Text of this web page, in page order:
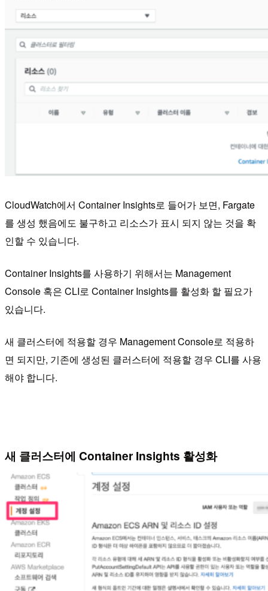
CloudWatch에서 Container Insights로 들어가 보면, Fargate
를 생성 했음에도 불구하고 리소스가 표시 되지 않는 것을 확
인할 수 있습니다.
Container Insights를 사용하기 위해서는 Management
Console 혹은 CLI로 Container Insights를 활성화 할 필요가
있습니다.
새 클러스터에 적용할 경우 Management Console로 적용하
면 되지만, 기존에 생성된 클러스터에 적용할 경우 CLI를 사용
해야 합니다.
새 클러스터에 Container Insights 활성화